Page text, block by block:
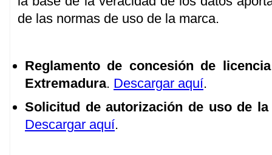
de las normas de uso de la marca.
Reglamento de concesión de
Extremadura. Descargar aquí.
Solicitud de autorización de uso de
Descargar aquí.